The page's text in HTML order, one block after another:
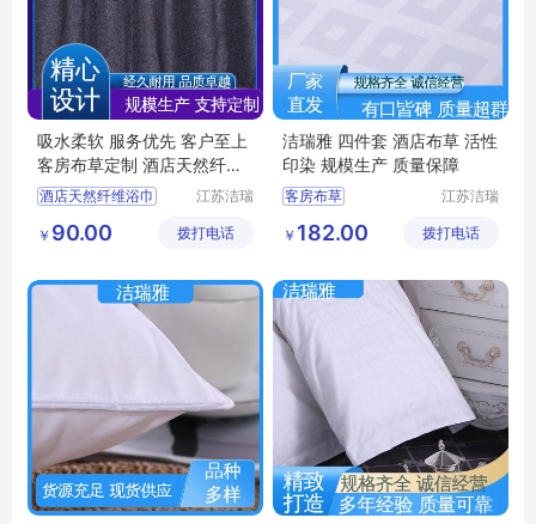
吸水柔软 服务优先 客户至上
客房布草定制 酒店天然纤维
浴巾 洁瑞雅
酒店天然纤维浴巾
宾馆浴巾 酒店布草
江苏洁瑞
有限公司
￥ 90.00 拨打电话
洁瑞雅 四件套 酒店布草 活性
印染 规模生产 质量保障
客房布草
宾馆床上用品
酒店布草
江苏洁瑞
有限公司
￥ 182.00 拨打电话